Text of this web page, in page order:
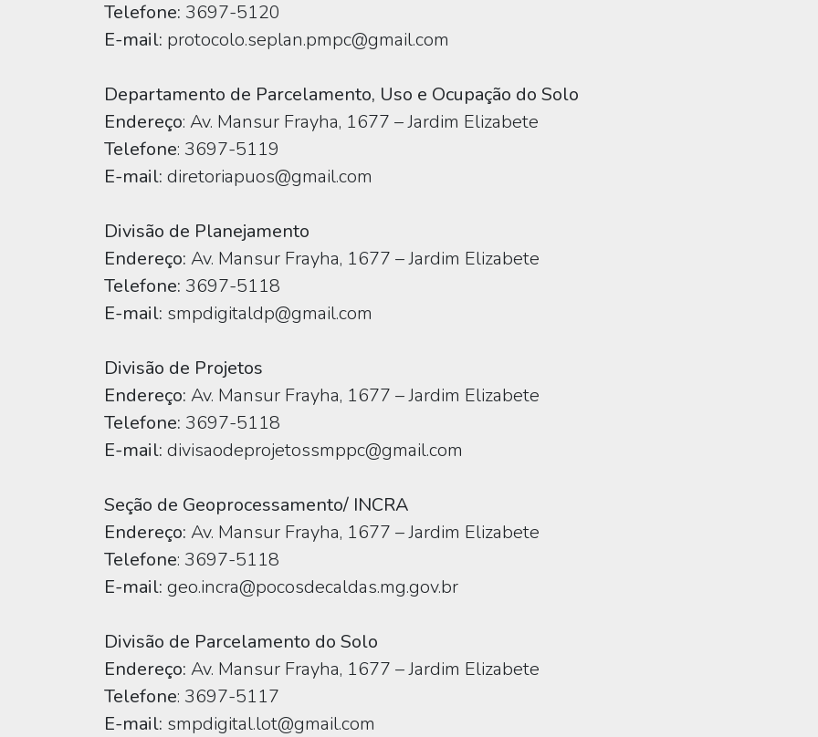
Telefone: 3697-5120
E-mail: protocolo.seplan.pmpc@gmail.com
Departamento de Parcelamento, Uso e Ocupação do Solo
Endereço: Av. Mansur Frayha, 1677 – Jardim Elizabete
Telefone: 3697-5119
E-mail: diretoriapuos@gmail.com
Divisão de Planejamento
Endereço: Av. Mansur Frayha, 1677 – Jardim Elizabete
Telefone: 3697-5118
E-mail: smpdigitaldp@gmail.com
Divisão de Projetos
Endereço: Av. Mansur Frayha, 1677 – Jardim Elizabete
Telefone: 3697-5118
E-mail: divisaodeprojetossmppc@gmail.com
Seção de Geoprocessamento/ INCRA
Endereço: Av. Mansur Frayha, 1677 – Jardim Elizabete
Telefone: 3697-5118
E-mail: geo.incra@pocosdecaldas.mg.gov.br
Divisão de Parcelamento do Solo
Endereço: Av. Mansur Frayha, 1677 – Jardim Elizabete
Telefone: 3697-5117
E-mail: smpdigital.lot@gmail.com